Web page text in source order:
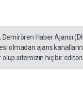
Haber Ajansı
olmadan ajans
sitemizin hiç bir